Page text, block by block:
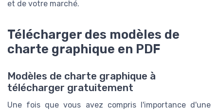
et de votre marché.
Télécharger des modèles de
charte graphique en PDF
Modèles de charte graphique à
télécharger gratuitement
Une fois que vous avez compris l'importance d'une